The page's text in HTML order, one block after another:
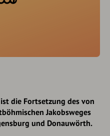
die Fortsetzung des von
Jakobsweges
und Donauwörth.